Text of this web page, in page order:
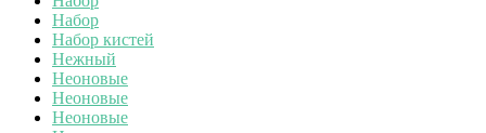
Набор
Набор кистей
Нежный
Неоновые
Неоновые
Неоновые